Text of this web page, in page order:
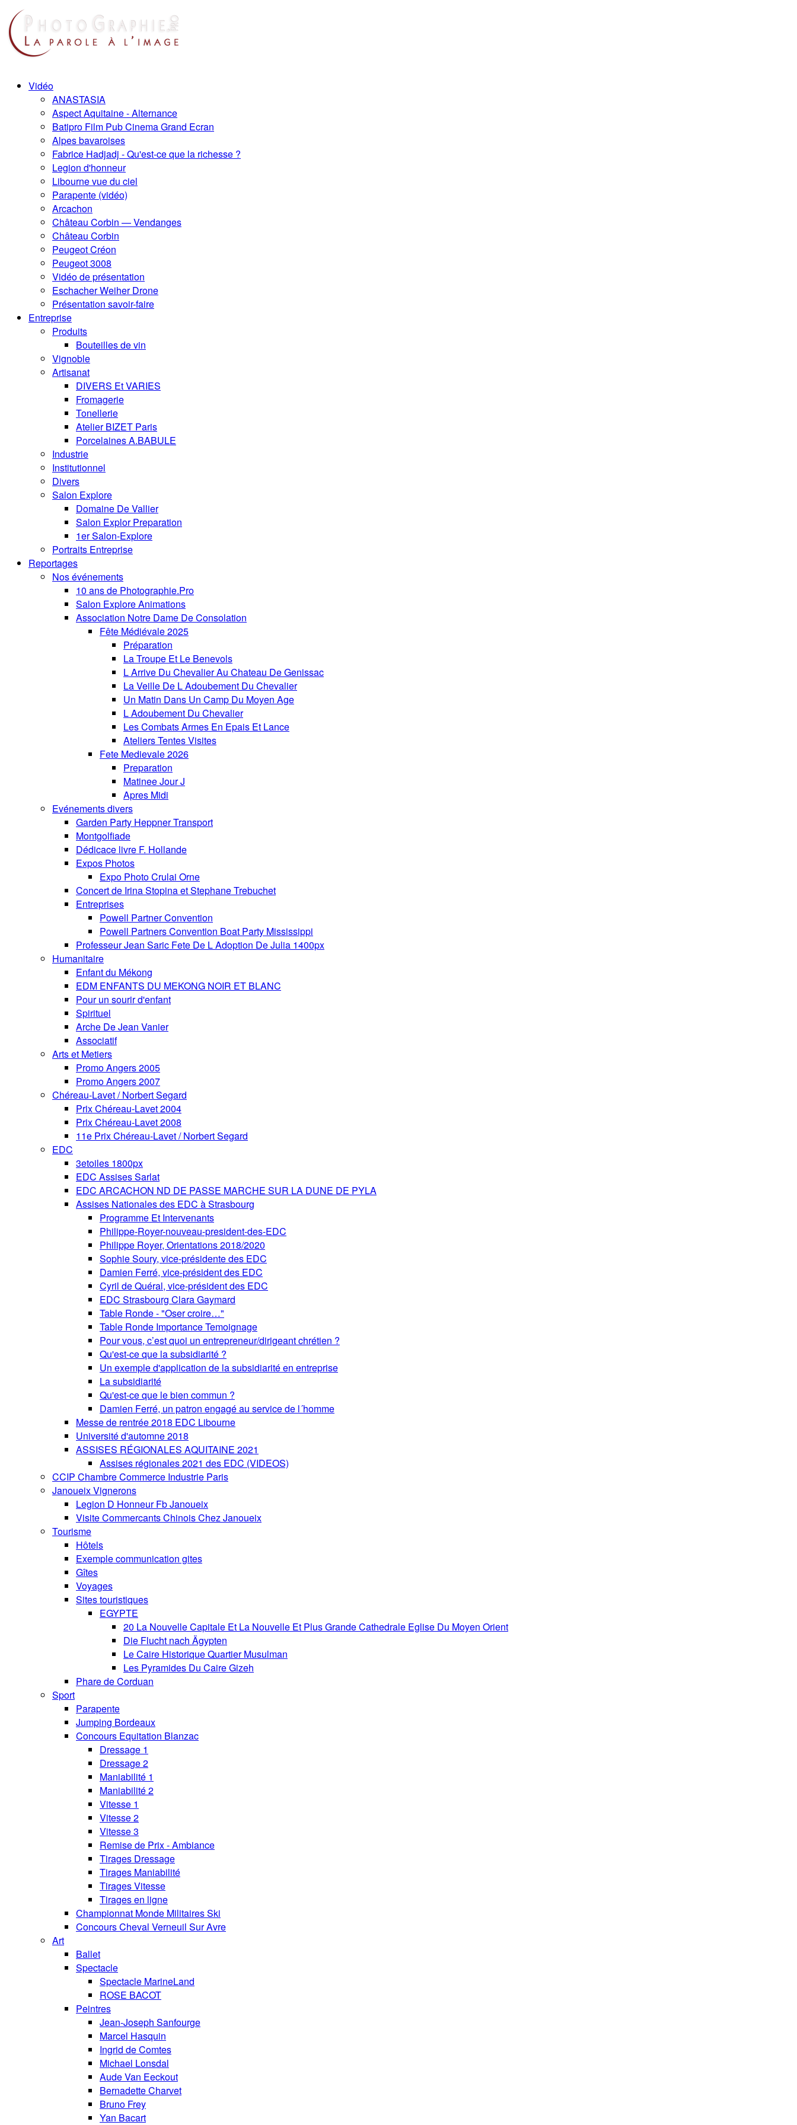
Vidéo
ANASTASIA
Aspect Aquitaine - Alternance
Batipro Film Pub Cinema Grand Ecran
Alpes bavaroises
Fabrice Hadjadj - Qu'est-ce que la richesse ?
Legion d'honneur
Libourne vue du ciel
Parapente (vidéo)
Arcachon
Château Corbin — Vendanges
Château Corbin
Peugeot Créon
Peugeot 3008
Vidéo de présentation
Eschacher Weiher Drone
Présentation savoir-faire
Entreprise
Produits
Bouteilles de vin
Vignoble
Artisanat
DIVERS Et VARIES
Fromagerie
Tonellerie
Atelier BIZET Paris
Porcelaines A.BABULE
Industrie
Institutionnel
Divers
Salon Explore
Domaine De Vallier
Salon Explor Preparation
1er Salon-Explore
Portraits Entreprise
Reportages
Nos événements
10 ans de Photographie.Pro
Salon Explore Animations
Association Notre Dame De Consolation
Fête Médiévale 2025
Préparation
La Troupe Et Le Benevols
L Arrive Du Chevalier Au Chateau De Genissac
La Veille De L Adoubement Du Chevalier
Un Matin Dans Un Camp Du Moyen Age
L Adoubement Du Chevalier
Les Combats Armes En Epais Et Lance
Ateliers Tentes Visites
Fete Medievale 2026
Preparation
Matinee Jour J
Apres Midi
Evénements divers
Garden Party Heppner Transport
Montgolfiade
Dédicace livre F. Hollande
Expos Photos
Expo Photo Crulai Orne
Concert de Irina Stopina et Stephane Trebuchet
Entreprises
Powell Partner Convention
Powell Partners Convention Boat Party Mississippi
Professeur Jean Saric Fete De L Adoption De Julia 1400px
Humanitaire
Enfant du Mékong
EDM ENFANTS DU MEKONG NOIR ET BLANC
Pour un sourir d'enfant
Spirituel
Arche De Jean Vanier
Associatif
Arts et Metiers
Promo Angers 2005
Promo Angers 2007
Chéreau-Lavet / Norbert Segard
Prix Chéreau-Lavet 2004
Prix Chéreau-Lavet 2008
11e Prix Chéreau-Lavet / Norbert Segard
EDC
3etoiles 1800px
EDC Assises Sarlat
EDC ARCACHON ND DE PASSE MARCHE SUR LA DUNE DE PYLA
Assises Nationales des EDC à Strasbourg
Programme Et Intervenants
Philippe-Royer-nouveau-president-des-EDC
Philippe Royer, Orientations 2018/2020
Sophie Soury, vice-présidente des EDC
Damien Ferré, vice-président des EDC
Cyril de Quéral, vice-président des EDC
EDC Strasbourg Clara Gaymard
Table Ronde - "Oser croire…"
Table Ronde Importance Temoignage
Pour vous, c’est quoi un entrepreneur/dirigeant chrétien ?
Qu'est-ce que la subsidiarité ?
Un exemple d'application de la subsidiarité en entreprise
La subsidiarité
Qu'est-ce que le bien commun ?
Damien Ferré, un patron engagé au service de l´homme
Messe de rentrée 2018 EDC Libourne
Université d'automne 2018
ASSISES RÉGIONALES AQUITAINE 2021
Assises régionales 2021 des EDC (VIDEOS)
CCIP Chambre Commerce Industrie Paris
Janoueix Vignerons
Legion D Honneur Fb Janoueix
Visite Commercants Chinois Chez Janoueix
Tourisme
Hôtels
Exemple communication gites
Gîtes
Voyages
Sites touristiques
EGYPTE
20 La Nouvelle Capitale Et La Nouvelle Et Plus Grande Cathedrale Eglise Du Moyen Orient
Die Flucht nach Ägypten
Le Caire Historique Quartier Musulman
Les Pyramides Du Caire Gizeh
Phare de Corduan
Sport
Parapente
Jumping Bordeaux
Concours Equitation Blanzac
Dressage 1
Dressage 2
Maniabilité 1
Maniabilité 2
Vitesse 1
Vitesse 2
Vitesse 3
Remise de Prix - Ambiance
Tirages Dressage
Tirages Maniabilité
Tirages Vitesse
Tirages en ligne
Championnat Monde Militaires Ski
Concours Cheval Verneuil Sur Avre
Art
Ballet
Spectacle
Spectacle MarineLand
ROSE BACOT
Peintres
Jean-Joseph Sanfourge
Marcel Hasquin
Ingrid de Comtes
Michael Lonsdal
Aude Van Eeckout
Bernadette Charvet
Bruno Frey
Yan Bacart